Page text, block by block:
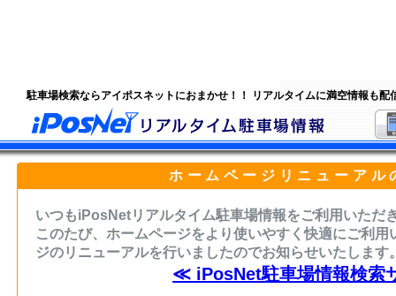
駐車場検索ならアイポスネットにおまかせ！！ リアルタイムに満空情報も配
ホームページリニューアル
いつもiPosNetリアルタイム駐車場情報をご利用いただ
このたび、ホームページをより使いやすく快適にご利
ジのリニューアルを行いましたのでお知らせいたします
≪ iPosNet駐車場情報検索